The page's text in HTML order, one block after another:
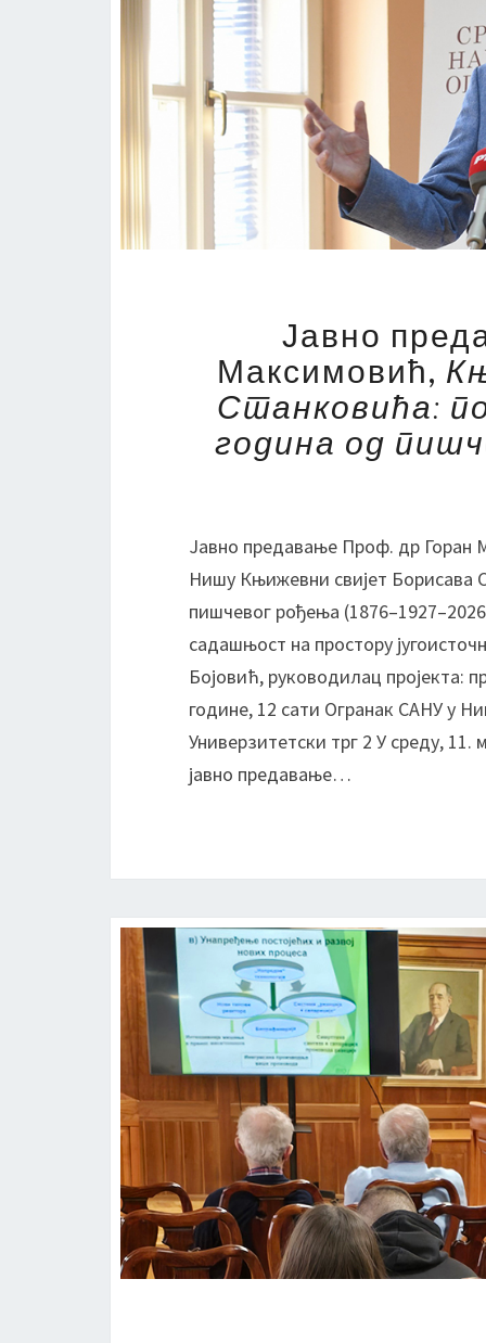
Јавно
Максимовић,
Станковића:
година од
Јавно предавање Проф. др Горан
Нишу Књижевни свијет
пишчевог рођења
садашњост на простору
Бојовић, руководилац пројекта:
године, 12 сати Огранак САНУ у
Универзитетски трг 2 У среду,
јавно предавање…